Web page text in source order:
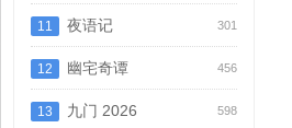
301
11 夜语记
456
12 幽宅奇谭
598
13 九门 2026